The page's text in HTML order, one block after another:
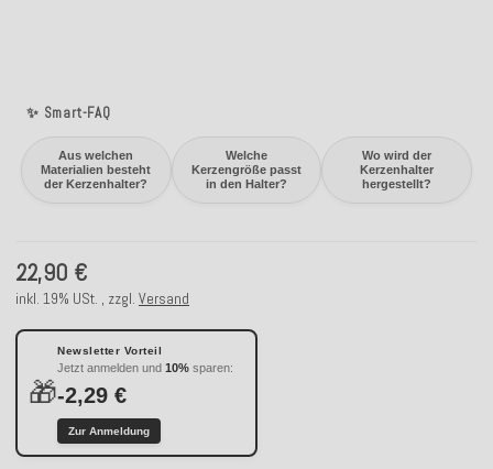
✨ Smart-FAQ
Aus welchen
Materialien besteht
der Kerzenhalter?
Welche
Kerzengröße passt
in den Halter?
Wo wird der
Kerzenhalter
hergestellt?
22,90 €
inkl. 19% USt. , zzgl. Versand
🎁
Newsletter Vorteil
Jetzt anmelden und 10% sparen:
-2,29 €
Zur Anmeldung